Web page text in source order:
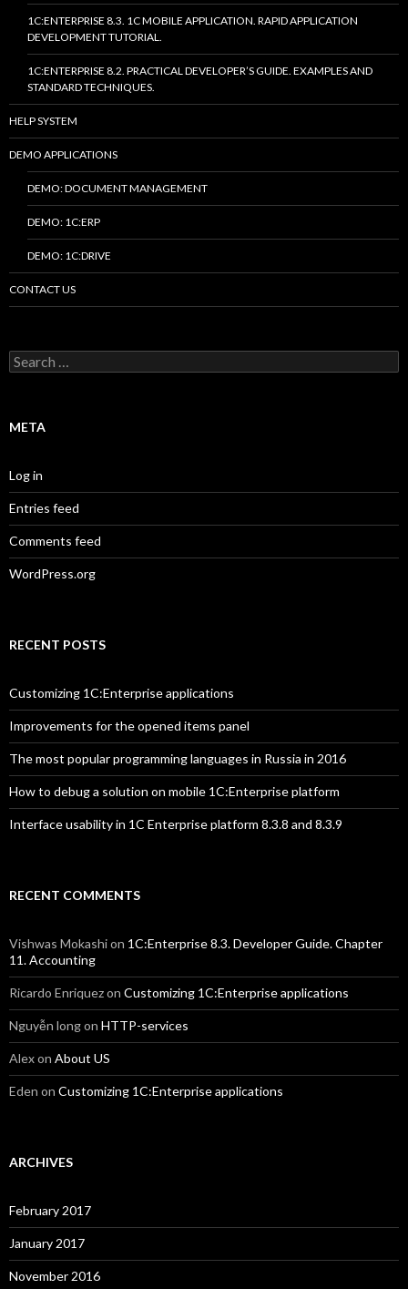
1C:ENTERPRISE 8.3. 1C MOBILE APPLICATION. RAPID APPLICATION
DEVELOPMENT TUTORIAL.
1C:ENTERPRISE 8.2. PRACTICAL DEVELOPER’S GUIDE. EXAMPLES AND
STANDARD TECHNIQUES.
HELP SYSTEM
DEMO APPLICATIONS
DEMO: DOCUMENT MANAGEMENT
DEMO: 1C:ERP
DEMO: 1C:DRIVE
CONTACT US
Search
for:
META
Log in
Entries feed
Comments feed
WordPress.org
RECENT POSTS
Customizing 1C:Enterprise applications
Improvements for the opened items panel
The most popular programming languages in Russia in 2016
How to debug a solution on mobile 1C:Enterprise platform
Interface usability in 1C Enterprise platform 8.3.8 and 8.3.9
RECENT COMMENTS
Vishwas Mokashion 1C:Enterprise 8.3. Developer Guide. Chapter
11. Accounting
Ricardo Enriquezon Customizing 1C:Enterprise applications
Nguyễn longon HTTP-services
Alexon About US
Eden on Customizing 1C:Enterprise applications
ARCHIVES
February 2017
January 2017
November 2016